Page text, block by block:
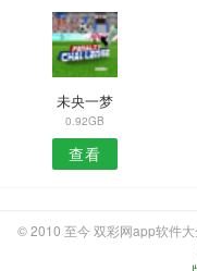
未央一梦
0.92GB
查看
© 2010 至今 双彩网app软件